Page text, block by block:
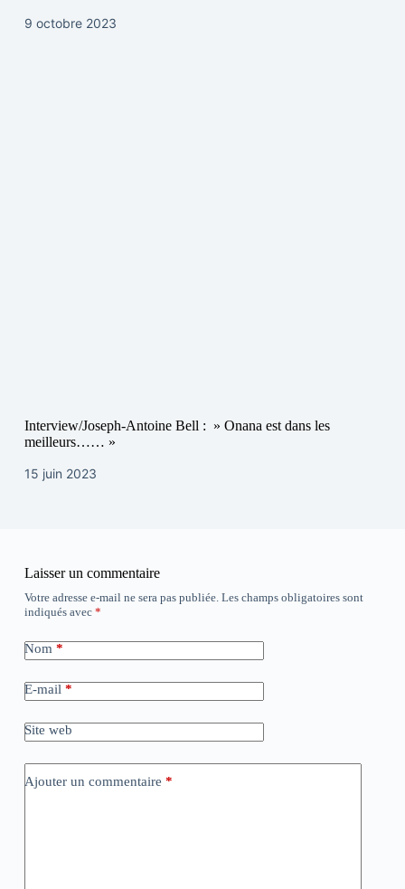
9 octobre 2023
Interview/Joseph-Antoine Bell : » Onana est dans les
meilleurs…… »
15 juin 2023
Laisser un commentaire
Votre adresse e-mail ne sera pas publiée. Les champs obligatoires sont
indiqués avec *
Nom*
E-mail*
Site web
Ajouter un commentaire *